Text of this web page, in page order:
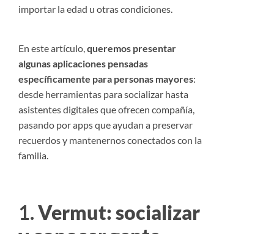
importar la edad u otras condiciones.
En este artículo,queremos presentar
algunas aplicaciones pensadas
específicamente para personas mayores:
desde herramientas para socializar hasta
asistentes digitales que ofrecen compañía,
pasando por apps que ayudan a preservar
recuerdos y mantenernos conectados con la
familia.
1.Vermut: socializar